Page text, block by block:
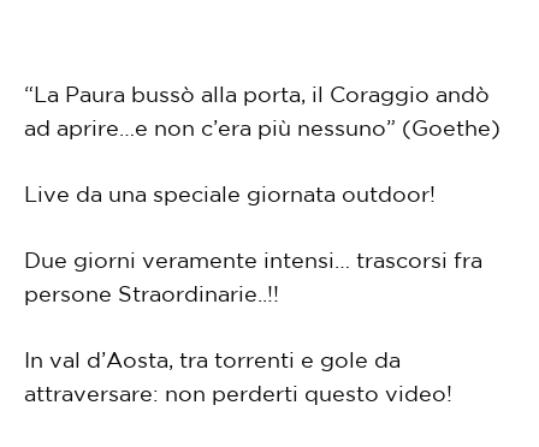
“La Paura bussò alla porta, il Coraggio andò
ad aprire…e non c’era più nessuno” (Goethe)
Live da una speciale giornata outdoor!
Due giorni veramente intensi… trascorsi fra
persone Straordinarie..!!
In val d’Aosta, tra torrenti e gole da
attraversare: non perderti questo video!